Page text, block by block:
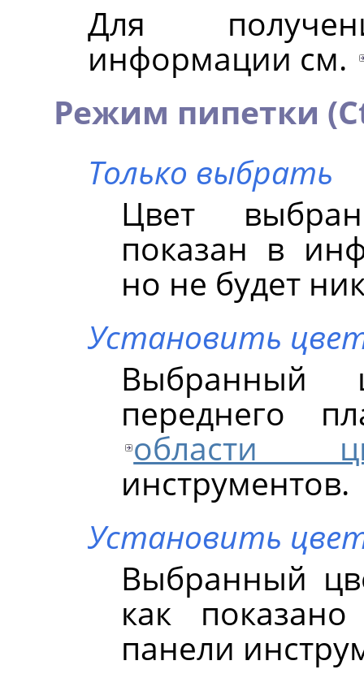
Для
информации см.
Режим пипетки
Только выбрать
Цвет
показан в
но не будет
Установить
Выбранный
переднего
области
инструментов.
Установить
Выбранный
как
панели